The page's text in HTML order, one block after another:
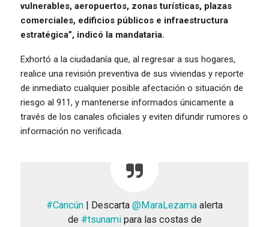
vulnerables, aeropuertos, zonas turísticas, plazas
comerciales, edificios públicos e infraestructura
estratégica”, indicó la mandataria.
Exhortó a la ciudadanía que, al regresar a sus hogares,
realice una revisión preventiva de sus viviendas y reporte
de inmediato cualquier posible afectación o situación de
riesgo al 911, y mantenerse informados únicamente a
través de los canales oficiales y eviten difundir rumores o
información no verificada.
#Cancún | Descarta @MaraLezama alerta
de #tsunamipara las costas de